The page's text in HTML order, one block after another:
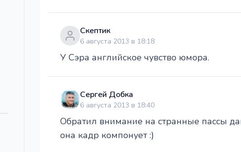
Скептик
6 августа 2013 в 18:18
У Сэра английское чувство юмора.
Сергей Добка
6 августа 2013 в 18:40
Обратил внимание на странные пассы
она кадр компонует :)